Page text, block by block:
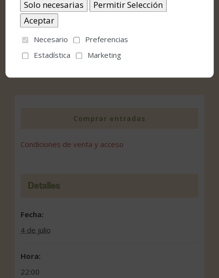
¡Comparte este evento en redes sociales!
FacebookTwitterLinkedInPinterestCorreo
Comprar entradas
Condiciones de venta y acceso
Detalles
Fecha:
4 de julio
Hora:
22:00
Necesario
Preferencias
Estadística
Marketing